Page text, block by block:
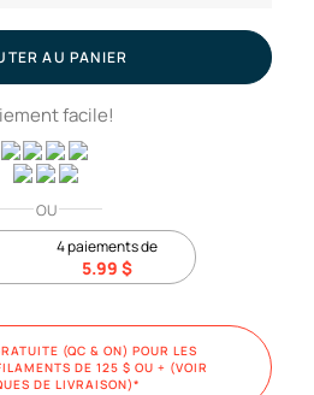
AU PANIER
facile!
OU
4 paiements de
5.99 $
(QC & ON) POUR LES
DE 125 $ OU + (VOIR
DE LIVRAISON)*